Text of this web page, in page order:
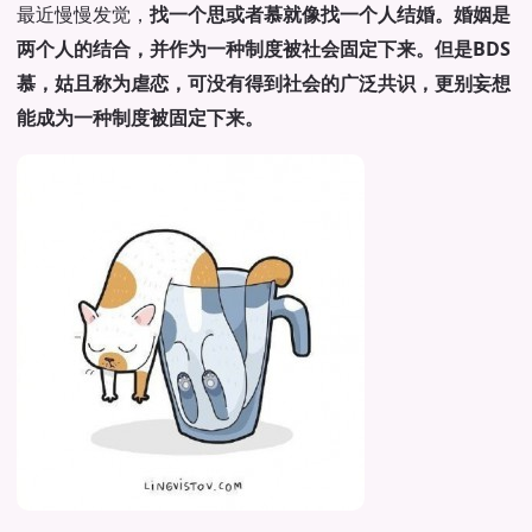
最近慢慢发觉， 找一个思或者慕就像找一个人结婚。婚姻是
两个人的结合，并作为一种制度被社会固定下来。但是BDS
慕，姑且称为虐恋，可没有得到社会的广泛共识，更别妄想
能成为一种制度被固定下来。